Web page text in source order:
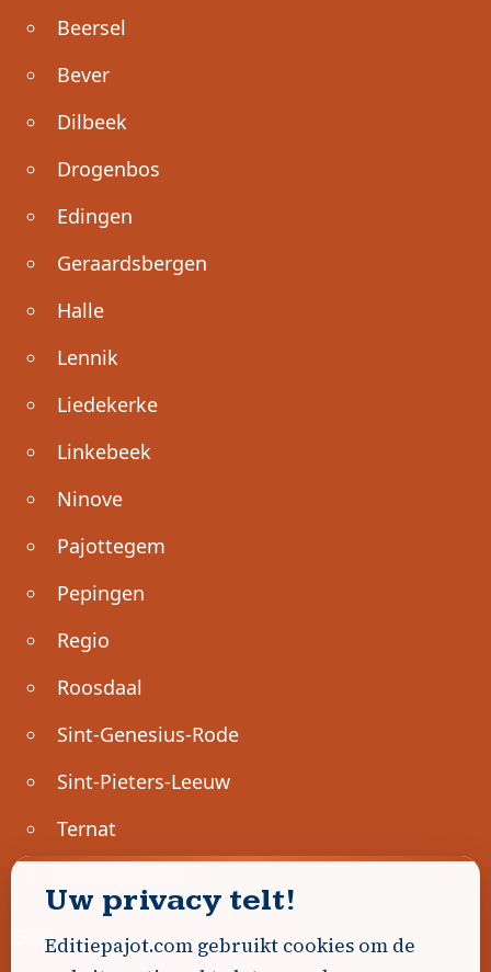
Beersel
Bever
Dilbeek
Drogenbos
Edingen
Geraardsbergen
Halle
Lennik
Liedekerke
Linkebeek
Ninove
Pajottegem
Pepingen
Regio
Roosdaal
Sint-Genesius-Rode
Sint-Pieters-Leeuw
Ternat
Geen advertenties gevonden.
Uw privacy telt!
Editiepajot.com gebruikt cookies om de